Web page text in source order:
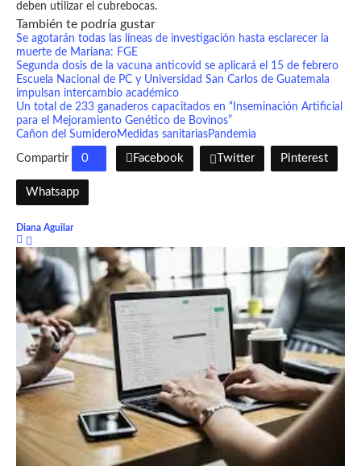
deben utilizar el cubrebocas.
También te podría gustar
Se agotarán todas las líneas de investigación hasta esclarecer la
muerte de Mariana: FGE
Segunda dosis de la vacuna anticovid se aplicará el 15 de febrero
Escuela Nacional de PC y Universidad San Carlos de Guatemala
impulsan intercambio académico
Un total de 233 ganaderos capacitados en “Inseminación Artificial
para el Mejoramiento Genético de Bovinos”
Cañon del SumideroMedidas sanitariasPandemia
Compartir 0 Facebook Twitter Pinterest
Whatsapp
Diana Aguilar